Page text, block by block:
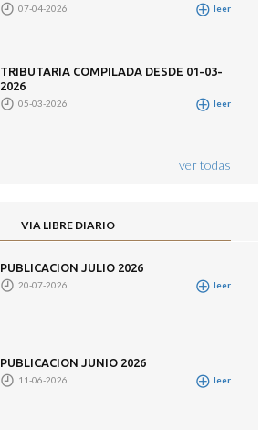
07-04-2026 leer
TRIBUTARIA COMPILADA DESDE 01-03-
2026
05-03-2026 leer
ver todas
VIA LIBRE DIARIO
PUBLICACION JULIO 2026
20-07-2026 leer
PUBLICACION JUNIO 2026
11-06-2026 leer